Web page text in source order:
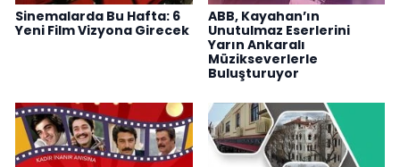
Sinemalarda Bu Hafta: 6
Yeni Film Vizyona Girecek
ABB, Kayahan’ın
Unutulmaz Eserlerini
Yarın Ankaralı
Müzikseverlerle
Buluşturuyor